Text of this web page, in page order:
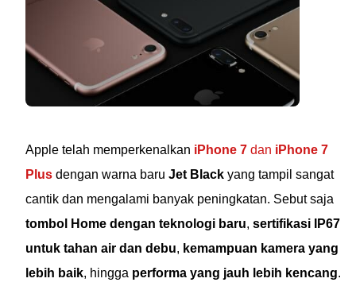
Apple telah memperkenalkan iPhone 7 dan iPhone 7
Plus dengan warna baru Jet Black yang tampil sangat
cantik dan mengalami banyak peningkatan. Sebut saja
tombol Home dengan teknologi baru, sertifikasi IP67
untuk tahan air dan debu, kemampuan kamera yang
lebih baik, hingga performa yang jauh lebih kencang.